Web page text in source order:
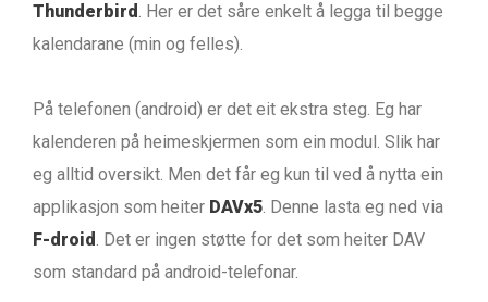
Thunderbird. Her er det såre enkelt å legga til begge
kalendarane (min og felles).
På telefonen (android) er det eit ekstra steg. Eg har
kalenderen på heimeskjermen som ein modul. Slik har
eg alltid oversikt. Men det får eg kun til ved å nytta ein
applikasjon som heiter DAVx5. Denne lasta eg ned via
F-droid. Det er ingen støtte for det som heiter DAV
som standard på android-telefonar.